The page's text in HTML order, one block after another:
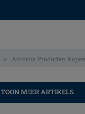
> Amoena Producten Kopen
TOON MEER ARTIKELS